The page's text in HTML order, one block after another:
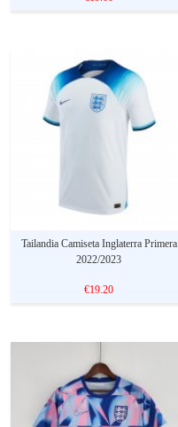
Tailandia Camiseta Inglaterra Primera
2022/2023
€19.20